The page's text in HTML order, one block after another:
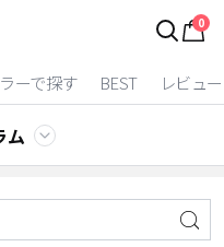
0
ーで探す BEST レビュー
ム